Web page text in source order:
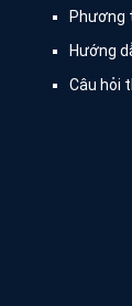
Phương
Hướng
Câu hỏi